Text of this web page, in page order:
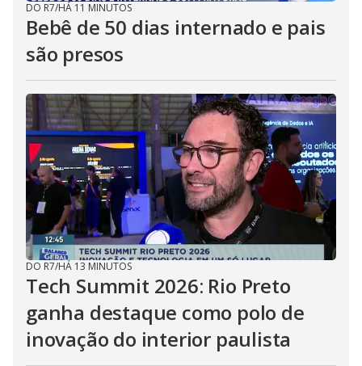
DO R7/HÁ 11 MINUTOS
Bebê de 50 dias internado e pais
são presos
DO R7/HÁ 13 MINUTOS
Tech Summit 2026: Rio Preto
ganha destaque como polo de
inovação do interior paulista